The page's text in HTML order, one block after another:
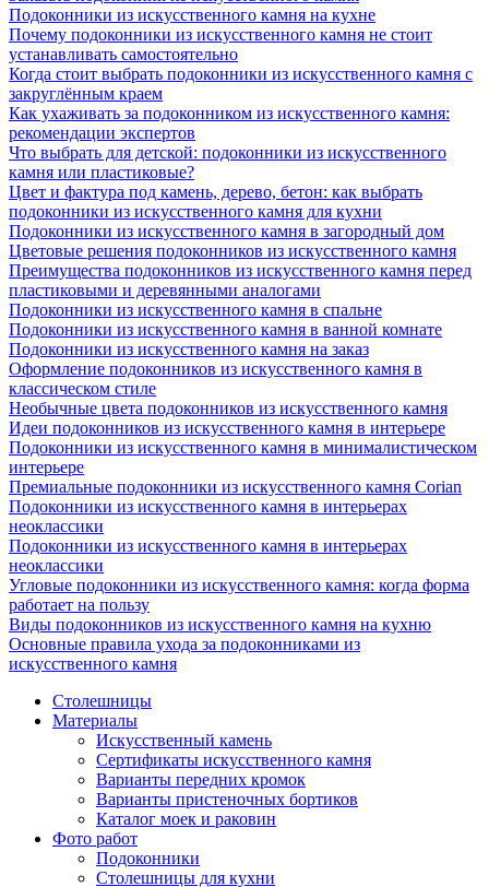
Подоконники из искусственного камня на кухне
Почему подоконники из искусственного камня не стоит
устанавливать самостоятельно
Когда стоит выбрать подоконники из искусственного камня с
закруглённым краем
Как ухаживать за подоконником из искусственного камня:
рекомендации экспертов
Что выбрать для детской: подоконники из искусственного
камня или пластиковые?
Цвет и фактура под камень, дерево, бетон: как выбрать
подоконники из искусственного камня для кухни
Подоконники из искусственного камня в загородный дом
Цветовые решения подоконников из искусственного камня
Преимущества подоконников из искусственного камня перед
пластиковыми и деревянными аналогами
Подоконники из искусственного камня в спальне
Подоконники из искусственного камня в ванной комнате
Подоконники из искусственного камня на заказ
Оформление подоконников из искусственного камня в
классическом стиле
Необычные цвета подоконников из искусственного камня
Идеи подоконников из искусственного камня в интерьере
Подоконники из искусственного камня в минималистическом
интерьере
Премиальные подоконники из искусственного камня Corian
Подоконники из искусственного камня в интерьерах
неоклассики
Подоконники из искусственного камня в интерьерах
неоклассики
Угловые подоконники из искусственного камня: когда форма
работает на пользу
Виды подоконников из искусственного камня на кухню
Основные правила ухода за подоконниками из
искусственного камня
Столешницы
Материалы
Искусственный камень
Сертификаты искусственного камня
Варианты передних кромок
Варианты пристеночных бортиков
Каталог моек и раковин
Фото работ
Подоконники
Столешницы для кухни